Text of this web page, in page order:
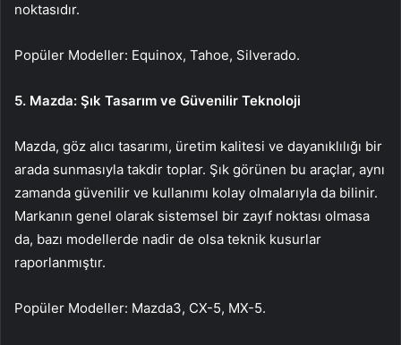
noktasıdır.
Popüler Modeller: Equinox, Tahoe, Silverado.
5. Mazda: Şık Tasarım ve Güvenilir Teknoloji
Mazda, göz alıcı tasarımı, üretim kalitesi ve dayanıklılığı bir
arada sunmasıyla takdir toplar. Şık görünen bu araçlar, aynı
zamanda güvenilir ve kullanımı kolay olmalarıyla da bilinir.
Markanın genel olarak sistemsel bir zayıf noktası olmasa
da, bazı modellerde nadir de olsa teknik kusurlar
raporlanmıştır.
Popüler Modeller: Mazda3, CX-5, MX-5.